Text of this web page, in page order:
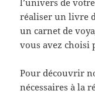
réaliser un livre
un carnet de
vous avez choisi
Pour découvrir
nécessaires à la